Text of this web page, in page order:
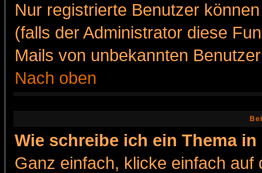
Nur registrierte Benutzer
(falls der Administrator diese
Mails von unbekannten
Nach oben
Wie schreibe ich ein Thema
Ganz einfach, klicke einfach